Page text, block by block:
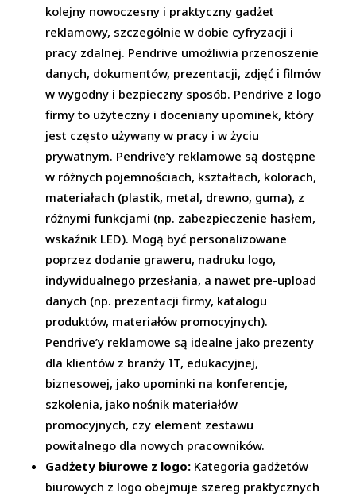
kolejny nowoczesny i praktyczny gadżet
reklamowy, szczególnie w dobie cyfryzacji i
pracy zdalnej. Pendrive umożliwia przenoszenie
danych, dokumentów, prezentacji, zdjęć i filmów
w wygodny i bezpieczny sposób. Pendrive z logo
firmy to użyteczny i doceniany upominek, który
jest często używany w pracy i w życiu
prywatnym. Pendrive’y reklamowe są dostępne
w różnych pojemnościach, kształtach, kolorach,
materiałach (plastik, metal, drewno, guma), z
różnymi funkcjami (np. zabezpieczenie hasłem,
wskaźnik LED). Mogą być personalizowane
poprzez dodanie graweru, nadruku logo,
indywidualnego przesłania, a nawet pre-upload
danych (np. prezentacji firmy, katalogu
produktów, materiałów promocyjnych).
Pendrive’y reklamowe są idealne jako prezenty
dla klientów z branży IT, edukacyjnej,
biznesowej, jako upominki na konferencje,
szkolenia, jako nośnik materiałów
promocyjnych, czy element zestawu
powitalnego dla nowych pracowników.
Gadżety biurowe z logo: Kategoria gadżetów
biurowych z logo obejmuje szereg praktycznych